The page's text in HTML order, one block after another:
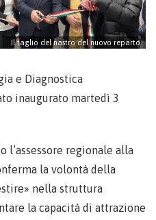
Il taglio del nastro del nuovo reparto
e Diagnostica
inaugurato martedì 3
l’assessore regionale alla
la volontà della
nella struttura
la capacità di attrazione